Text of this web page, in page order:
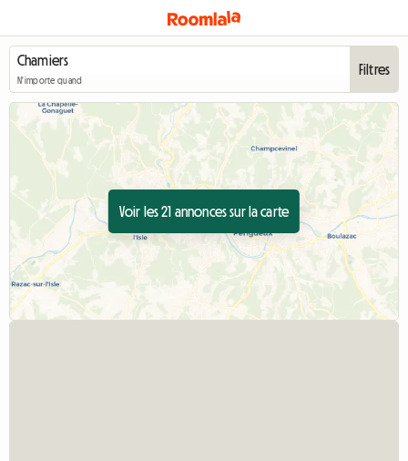
N'importe quand
Filtres
Voir les 21 annonces sur la carte